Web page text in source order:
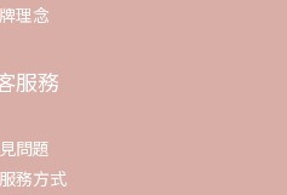
理念
服務
問題
務方式